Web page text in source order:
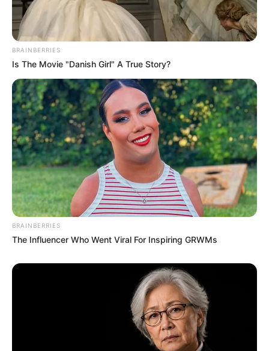
Quem não ama chocolates, não é mesmo?! Então
que tal presentear os seus convidados com uma
deliciosa barra de chocolates. E para não ficar
com uma cara de lembrancinha tão informal e
impessoal com aquela embalagem
a temática da sua festa. Depois, é só embrulhar o
chocolate. Assim a lembrancinha será um
chocolate personalizado especialmente para sua
festa. O que acham da ideia?
10° – Bloquinho de Anotações
BRAINBERRIES
Is The Movie "Danish Girl" A True Story?
BRAINBERRIES
The Influencer Who Went Viral For Inspiring GRWMs